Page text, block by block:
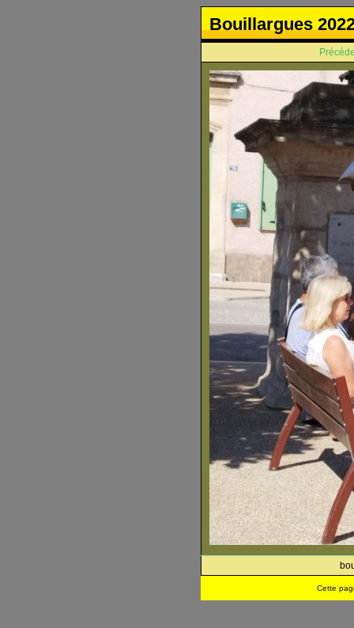
Bouillargues
Cette